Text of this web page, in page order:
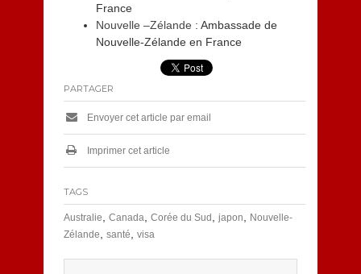
France
Nouvelle –Zélande : Ambassade de
Nouvelle-Zélande en France
PARTAGER
Envoyer cet article par email
Imprimer cet article
TAGS
Australie Canada Corée du Sud japon
Nouvelle-
Zélande
santé visa